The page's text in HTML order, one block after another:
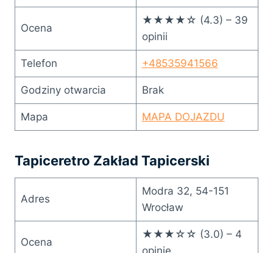
Ocena
★★★★☆ (4.3) – 39
opinii
Telefon +48535941566
Godziny otwarcia Brak
Mapa MAPA DOJAZDU
Tapiceretro Zakład Tapicerski
Adres
Modra 32, 54-151
Wrocław
Ocena
★★★☆☆ (3.0) – 4
opinie